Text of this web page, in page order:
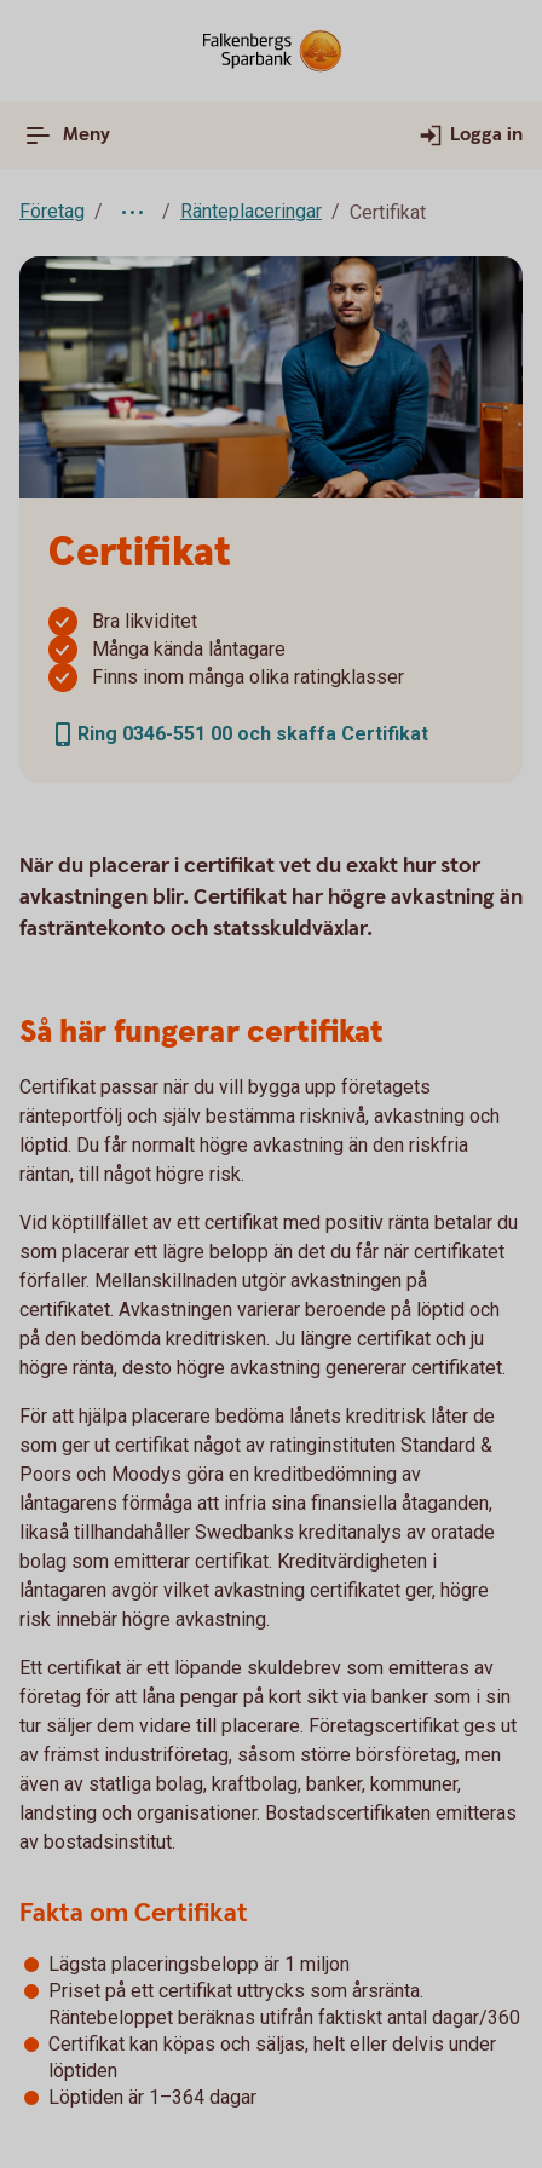
Meny Logga in
Företag Ränteplaceringar Certifikat
Certifikat
Bra likviditet
Många kända låntagare
Finns inom många olika ratingklasser
Ring 0346-551 00 och skaffa Certifikat
När du placerar i certifikat vet du exakt hur stor
avkastningen blir. Certifikat har högre avkastning än
fasträntekonto och statsskuldväxlar.
Så här fungerar certifikat
Certifikat passar när du vill bygga upp företagets
ränteportfölj och själv bestämma risknivå, avkastning och
löptid. Du får normalt högre avkastning än den riskfria
räntan, till något högre risk.
Vid köptillfället av ett certifikat med positiv ränta betalar du
som placerar ett lägre belopp än det du får när certifikatet
förfaller. Mellanskillnaden utgör avkastningen på
certifikatet. Avkastningen varierar beroende på löptid och
på den bedömda kreditrisken. Ju längre certifikat och ju
högre ränta, desto högre avkastning genererar certifikatet.
För att hjälpa placerare bedöma lånets kreditrisk låter de
som ger ut certifikat något av ratinginstituten Standard &
Poors och Moodys göra en kreditbedömning av
låntagarens förmåga att infria sina finansiella åtaganden,
likaså tillhandahåller Swedbanks kreditanalys av oratade
bolag som emitterar certifikat. Kreditvärdigheten i
låntagaren avgör vilket avkastning certifikatet ger, högre
risk innebär högre avkastning.
Ett certifikat är ett löpande skuldebrev som emitteras av
företag för att låna pengar på kort sikt via banker som i sin
tur säljer dem vidare till placerare. Företagscertifikat ges ut
av främst industriföretag, såsom större börsföretag, men
även av statliga bolag, kraftbolag, banker, kommuner,
landsting och organisationer. Bostadscertifikaten emitteras
av bostadsinstitut.
Fakta om Certifikat
Lägsta placeringsbelopp är 1 miljon
Priset på ett certifikat uttrycks som årsränta.
Räntebeloppet beräknas utifrån faktiskt antal dagar/360
Certifikat kan köpas och säljas, helt eller delvis under
löptiden
Löptiden är 1–364 dagar